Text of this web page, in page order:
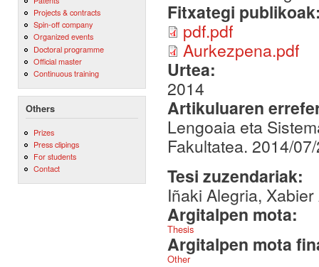
Projects & contracts
Spin-off company
Organized events
Doctoral programme
Official master
Continuous training
Others
Prizes
Press clipings
For students
Contact
Fitxategi
pdf.pdf
Aurkezpena.pdf
Urtea:
2014
Artikuluaren
Lengoaia eta
Fakultatea. 2014/
Tesi zuzendariak:
Iñaki Alegria,
Argitalpen mota:
Thesis
Argitalpen mota
Other